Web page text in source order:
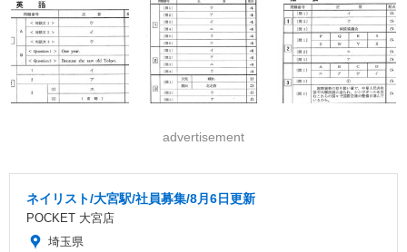
advertisement
ネイリスト/大宮駅/社員募集/8月6日更新
POCKET 大宮店
埼玉県